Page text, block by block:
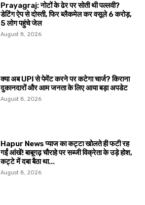
Prayagraj: नोटों के ढेर पर सोती थी पल्लवी?
डेटिंग ऐप से दोस्ती, फिर ब्लैकमेल कर वसूले ₹6 करोड़,
5 लोग पहुंचे जेल
August 8, 2026
क्या अब UPI से पेमेंट करने पर कटेगा चार्ज? किराना
दुकानदारों और आम जनता के लिए आया बड़ा अपडेट
August 8, 2026
Hapur News प्याज का कट्टा खोलते ही फटी रह
गईं आंखें! बाबूगढ़ चौराहे पर सब्जी विक्रेता के उड़े होश,
कट्टे में दबा बैठा था...
August 8, 2026